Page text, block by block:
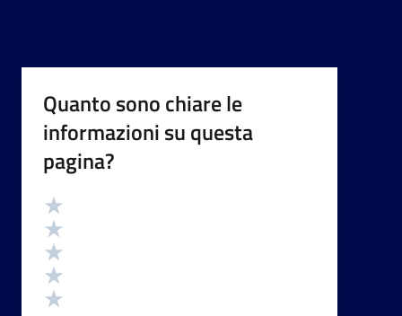
Quanto sono chiare le
informazioni su questa
pagina?
Valutazione